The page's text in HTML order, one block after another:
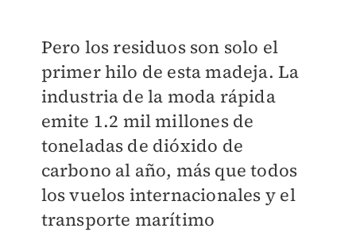
Pero los residuos son solo el
primer hilo de esta madeja. La
industria de la moda rápida
emite 1.2 mil millones de
toneladas de dióxido de
carbono al año, más que todos
los vuelos internacionales y el
transporte marítimo